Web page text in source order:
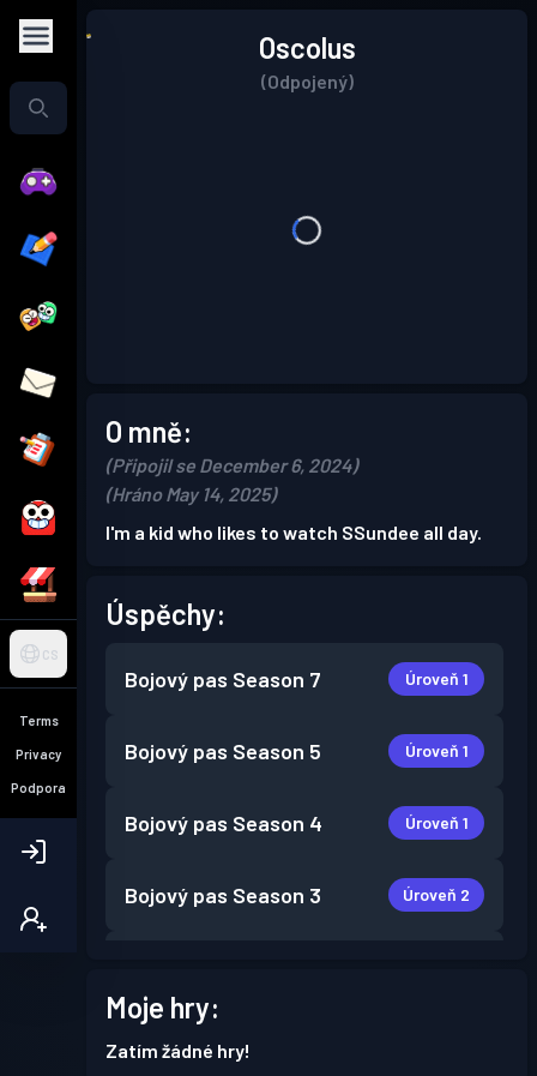
CS
Terms
Privacy
Podpora
Oscolus
(Odpojený)
O mně:
(Připojil se December 6, 2024)
(Hráno May 14, 2025)
I'm a kid who likes to watch SSundee all day.
Úspěchy:
Bojový pas Season 7 Úroveň 1
Bojový pas Season 5 Úroveň 1
Bojový pas Season 4 Úroveň 1
Bojový pas Season 3 Úroveň 2
Bojový pas Season 1
Moje hry:
Zatím žádné hry!